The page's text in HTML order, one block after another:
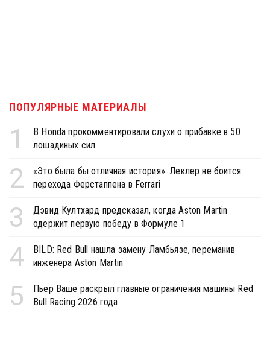
ПОПУЛЯРНЫЕ МАТЕРИАЛЫ
1
В Honda прокомментировали слухи о прибавке в 50
лошадиных сил
2
«Это была бы отличная история». Леклер не боится
перехода Ферстаппена в Ferrari
3
Дэвид Култхард предсказал, когда Aston Martin
одержит первую победу в Формуле 1
4
BILD: Red Bull нашла замену Ламбьязе, переманив
инженера Aston Martin
5
Пьер Ваше раскрыл главные ограничения машины Red
Bull Racing 2026 года